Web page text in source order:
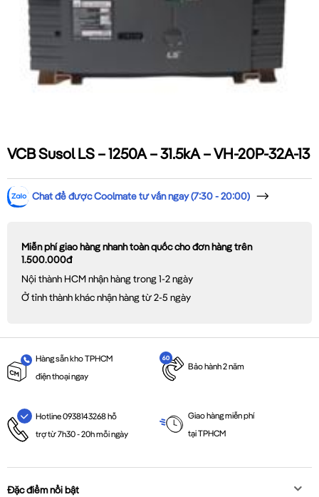
VCB Susol LS – 1250A – 31.5kA – VH-20P-32A-13
Chat để được Coolmate tư vấn ngay (7:30 - 20:00)
Miễn phí giao hàng nhanh toàn quốc cho đơn hàng trên
1.500.000đ
Nội thành HCM nhận hàng trong 1-2 ngày
Ở tỉnh thành khác nhận hàng từ 2-5 ngày
Hàng sẵn kho TPHCM
điện thoại ngay
Bảo hành 2 năm
Hotline 0938143268 hỗ
trợ từ 7h30 - 20h mỗi ngày
Giao hàng miễn phí
tại TPHCM
Đặc điểm nổi bật